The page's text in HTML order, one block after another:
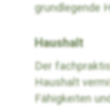
grundlegende
Haushalt
Der
Haushalt
Fähigkeiten